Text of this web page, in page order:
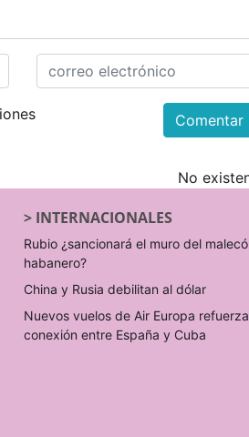
Comentar
No
> INTERNACIONALES
Rubio ¿sancionará el muro del
habanero?
China y Rusia debilitan al dólar
Nuevos vuelos de Air Europa
conexión entre España y Cuba